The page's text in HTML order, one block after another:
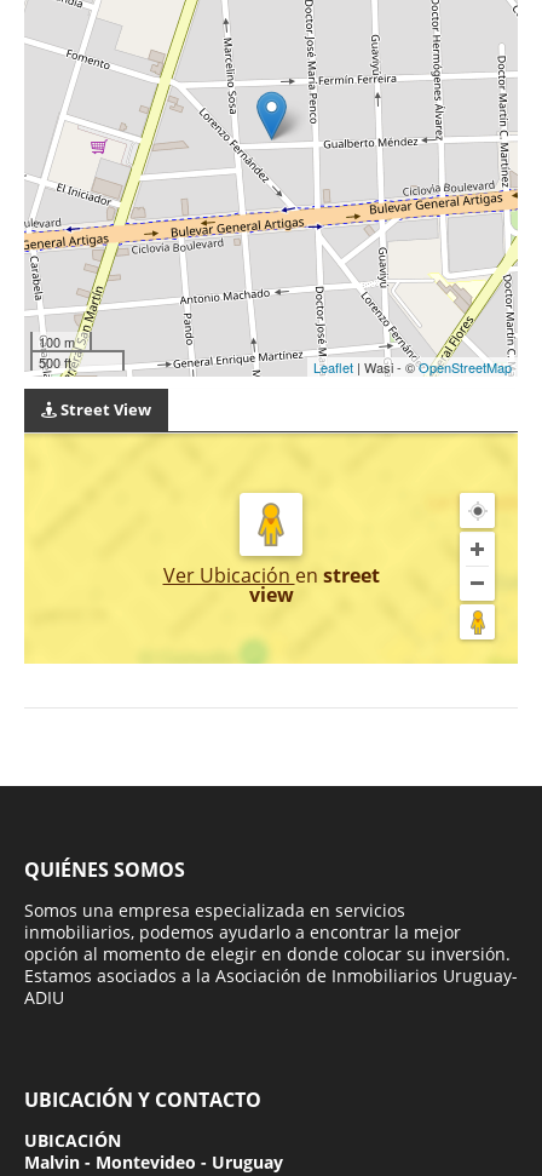
100 m
500 ft
Leaflet | Wasi - ©OpenStreetMap
Street View
Ver Ubicación en street
view
QUIÉNES SOMOS
Somos una empresa especializada en servicios
inmobiliarios, podemos ayudarlo a encontrar la mejor
opción al momento de elegir en donde colocar su inversión.
Estamos asociados a la Asociación de Inmobiliarios Uruguay-
ADIU
UBICACIÓN Y CONTACTO
UBICACIÓN
Malvin - Montevideo - Uruguay